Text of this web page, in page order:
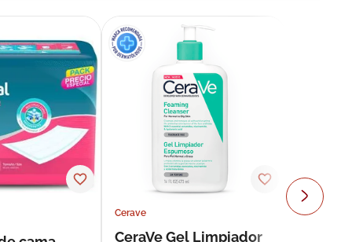
Cerave
CeraVe Gel Limpiador